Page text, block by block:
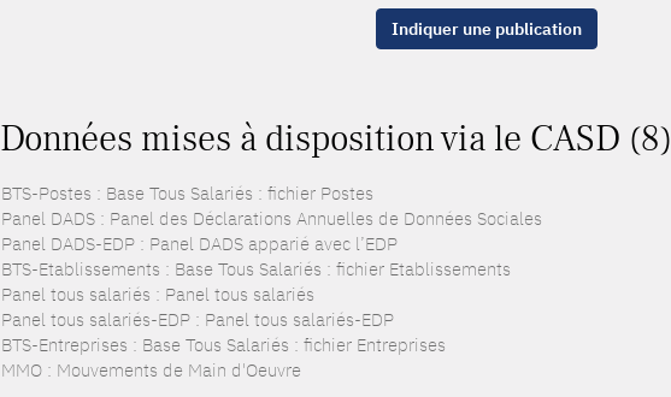
Indiquer une publication
Données mises à disposition via le CASD (8)
BTS-Postes : Base Tous Salariés : fichier Postes
Panel DADS : Panel des Déclarations Annuelles de Données Sociales
Panel DADS-EDP : Panel DADS apparié avec l’EDP
BTS-Etablissements : Base Tous Salariés : fichier Etablissements
Panel tous salariés : Panel tous salariés
Panel tous salariés-EDP : Panel tous salariés-EDP
BTS-Entreprises : Base Tous Salariés : fichier Entreprises
MMO : Mouvements de Main d'Oeuvre